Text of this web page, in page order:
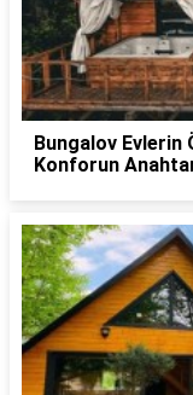
Bungalov Evlerin
Konforun